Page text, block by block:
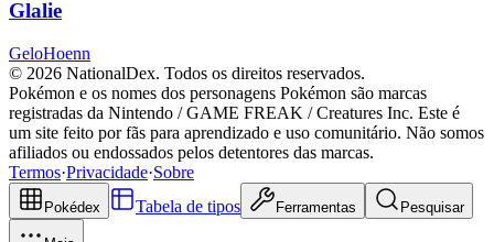
Glalie
GeloHoenn
© 2026 NationalDex. Todos os direitos reservados.
Pokémon e os nomes dos personagens Pokémon são marcas
registradas da Nintendo / GAME FREAK / Creatures Inc. Este é
um site feito por fãs para aprendizado e uso comunitário. Não somos
afiliados ou endossados pelos detentores das marcas.
Termos·Privacidade·Sobre
Pokédex Tabela de tipos Ferramentas Pesquisar